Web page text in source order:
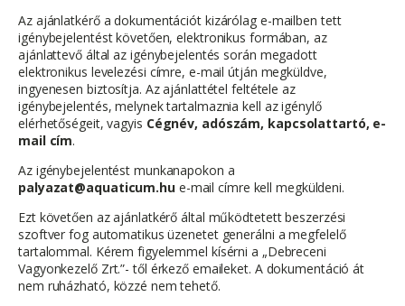
Az ajánlatkérő a dokumentációt kizárólag e-mailben tett
igénybejelentést követően, elektronikus formában, az
ajánlattevő által az igénybejelentés során megadott
elektronikus levelezési címre, e-mail útján megküldve,
ingyenesen biztosítja. Az ajánlattétel feltétele az
igénybejelentés, melynek tartalmaznia kell az igénylő
elérhetőségeit, vagyis Cégnév, adószám, kapcsolattartó, e-
mail cím.
Az igénybejelentést munkanapokon a
palyazat@aquaticum.hue-mail címre kell megküldeni.
Ezt követően az ajánlatkérő által működtetett beszerzési
szoftver fog automatikus üzenetet generálni a megfelelő
tartalommal. Kérem figyelemmel kísérni a „Debreceni
Vagyonkezelő Zrt.”- től érkező emaileket. A dokumentáció át
nem ruházható, közzé nem tehető.